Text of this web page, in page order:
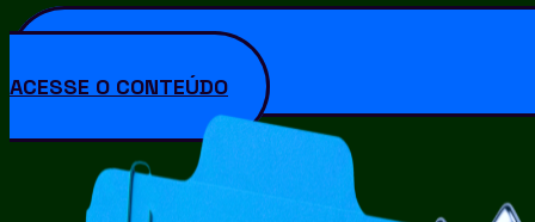
ACESSE O CONTEÚDO